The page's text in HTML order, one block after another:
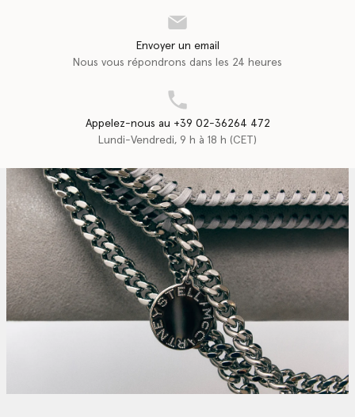
Envoyer un email
Nous vous répondrons dans les 24 heures
Appelez-nous au +39 02-36264 472
Lundi-Vendredi, 9 h à 18 h (CET)